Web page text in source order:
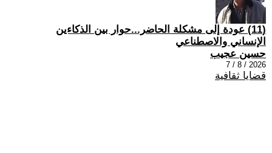
(11) عودة إلى مشكلة الحاضر...حوار بين الذكاءين
الإنساني والاصطناعي
حسين عجيب
2026 / 8 / 7
قضايا ثقافية